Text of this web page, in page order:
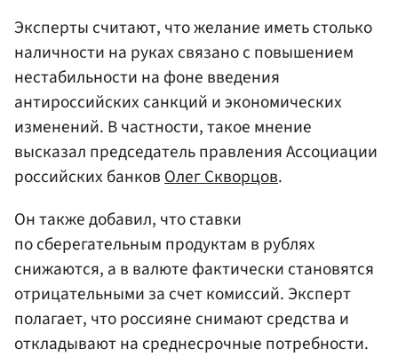
Эксперты считают, что желание иметь столько
наличности на руках связано с повышением
нестабильности на фоне введения
антироссийских санкций и экономических
изменений. В частности, такое мнение
высказал председатель правления Ассоциации
российских банковОлег Скворцов.
Он также добавил, что ставки
по сберегательным продуктам в рублях
снижаются, а в валюте фактически становятся
отрицательными за счет комиссий. Эксперт
полагает, что россияне снимают средства и
откладывают на среднесрочные потребности.